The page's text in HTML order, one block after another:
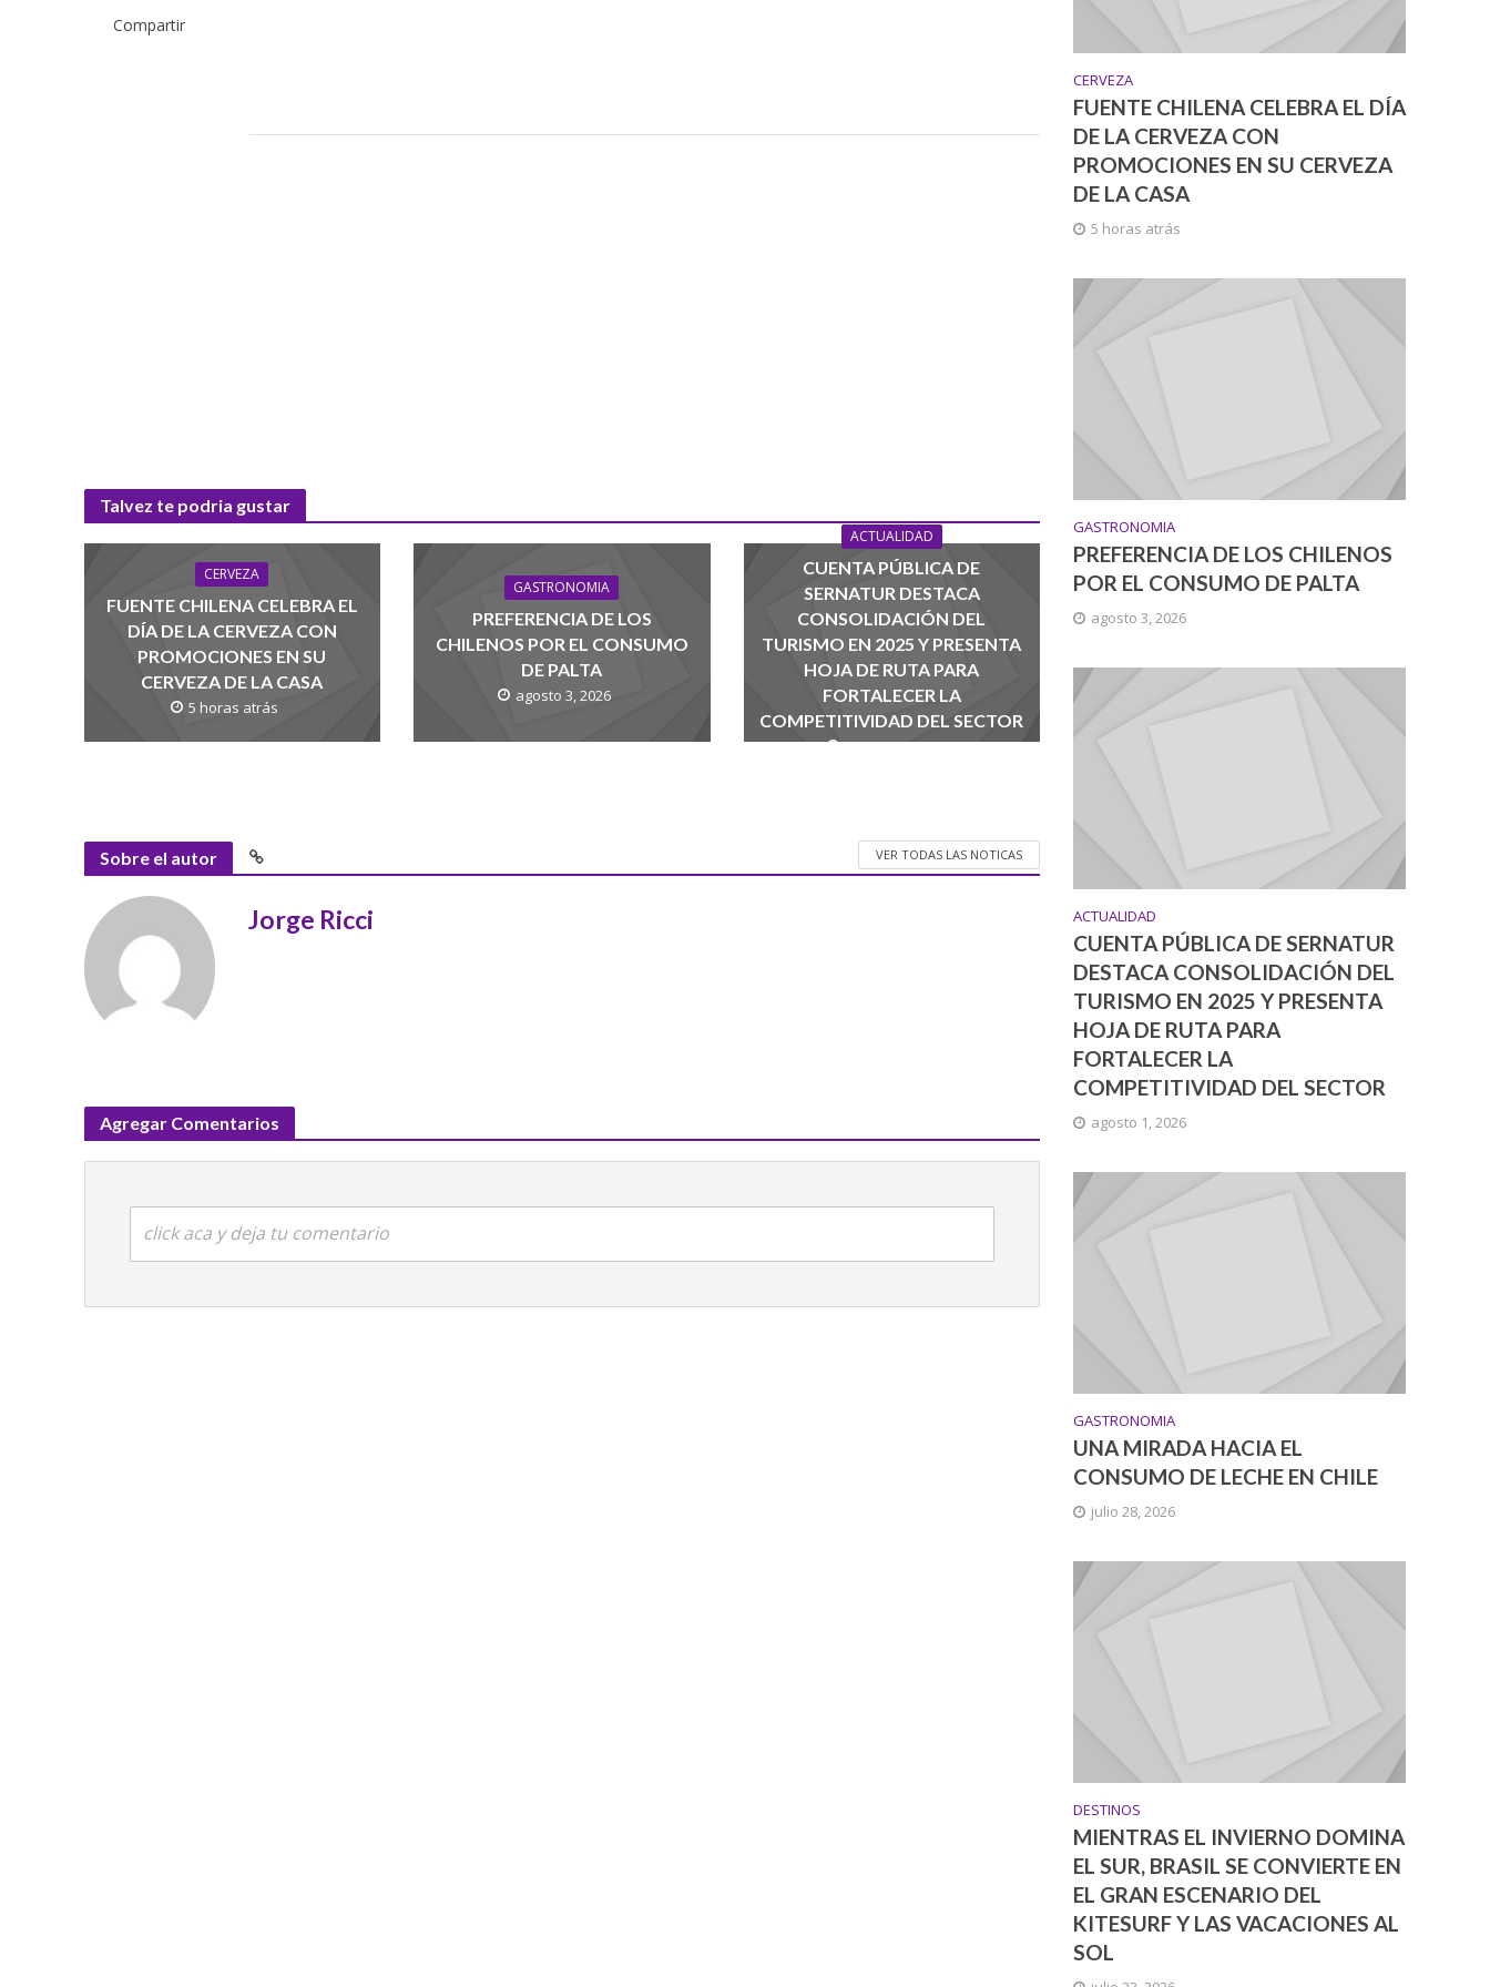
Compartir
Talvez te podria gustar
CERVEZA
FUENTE CHILENA CELEBRA EL
DÍA DE LA CERVEZA CON
PROMOCIONES EN SU
CERVEZA DE LA CASA
5 horas atrás
GASTRONOMIA
PREFERENCIA DE LOS
CHILENOS POR EL CONSUMO
DE PALTA
agosto 3, 2026
ACTUALIDAD
CUENTA PÚBLICA DE
SERNATUR DESTACA
CONSOLIDACIÓN DEL
TURISMO EN 2025 Y PRESENTA
HOJA DE RUTA PARA
FORTALECER LA
COMPETITIVIDAD DEL SECTOR
agosto 1, 2026
Sobre el autor VER TODAS LAS NOTICAS
Jorge Ricci
Agregar Comentarios
click aca y deja tu comentario
CERVEZA
FUENTE CHILENA CELEBRA EL DÍA
DE LA CERVEZA CON
PROMOCIONES EN SU CERVEZA
DE LA CASA
5 horas atrás
GASTRONOMIA
PREFERENCIA DE LOS CHILENOS
POR EL CONSUMO DE PALTA
agosto 3, 2026
ACTUALIDAD
CUENTA PÚBLICA DE SERNATUR
DESTACA CONSOLIDACIÓN DEL
TURISMO EN 2025 Y PRESENTA
HOJA DE RUTA PARA
FORTALECER LA
COMPETITIVIDAD DEL SECTOR
agosto 1, 2026
GASTRONOMIA
UNA MIRADA HACIA EL
CONSUMO DE LECHE EN CHILE
julio 28, 2026
DESTINOS
MIENTRAS EL INVIERNO DOMINA
EL SUR, BRASIL SE CONVIERTE EN
EL GRAN ESCENARIO DEL
KITESURF Y LAS VACACIONES AL
SOL